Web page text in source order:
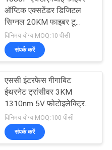
ONU
11
ऑप्टिक एक्सटेंडर डिजिटल
सिग्नल 20KM फाइबर टू
एचडीएमआई मीडिया कन्वर्टर
विनिमय योग्य MOQ:10 पीसी
संपर्क करें
एससी इंटरफेस गीगाबिट
ईथरनेट ट्रांसीवर 3KM
1310nm 5V फोटोइलेक्ट्रिक
कन्वर्टर
विनिमय योग्य MOQ:100 पीसी
संपर्क करें